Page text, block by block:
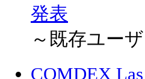
発表
～既存ユー
COMDEX